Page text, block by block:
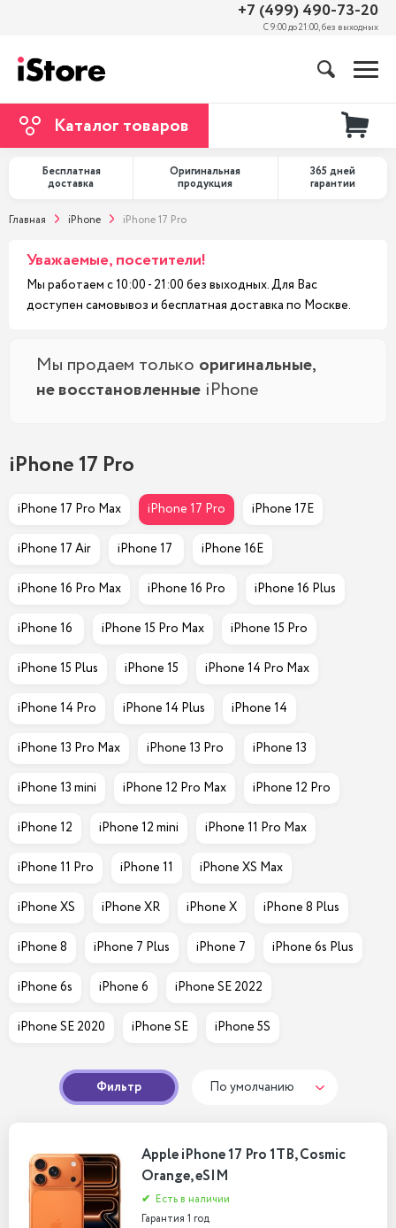
+7 (499) 490-73-20
С 9:00 до 21:00, без выходных
Каталог товаров
Бесплатная
доставка
Оригинальная
продукция
365 дней
гарантии
Главная iPhone iPhone 17 Pro
Уважаемые, посетители!
Мы работаем с 10:00 - 21:00 без выходных. Для Вас
доступен самовывоз и бесплатная доставка по Москве.
Мы продаем только оригинальные,
не восстановленные iPhone
iPhone 17 Pro
iPhone 17 Pro Max iPhone 17 Pro iPhone 17E
iPhone 17 Air iPhone 17 iPhone 16E
iPhone 16 Pro Max iPhone 16 Pro iPhone 16 Plus
iPhone 16 iPhone 15 Pro Max iPhone 15 Pro
iPhone 15 Plus iPhone 15 iPhone 14 Pro Max
iPhone 14 Pro iPhone 14 Plus iPhone 14
iPhone 13 Pro Max iPhone 13 Pro iPhone 13
iPhone 13 mini iPhone 12 Pro Max iPhone 12 Pro
iPhone 12 iPhone 12 mini iPhone 11 Pro Max
iPhone 11 Pro iPhone 11 iPhone XS Max
iPhone XS iPhone XR iPhone X iPhone 8 Plus
iPhone 8 iPhone 7 Plus iPhone 7 iPhone 6s Plus
iPhone 6s iPhone 6 iPhone SE 2022
iPhone SE 2020 iPhone SE iPhone 5S
Фильтр По умолчанию
Apple iPhone 17 Pro 1TB, Cosmic
Orange, eSIM
✔ Есть в наличии
Гарантия 1 год